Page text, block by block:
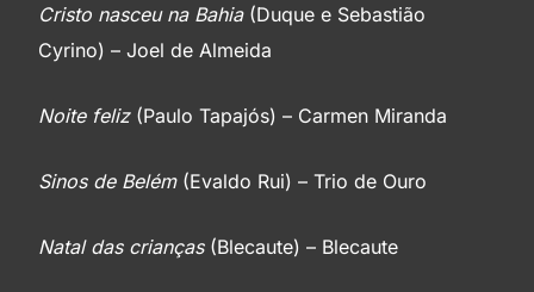
Cristo nasceu na Bahia(Duque e Sebastião
Cyrino) – Joel de Almeida
Noite feliz(Paulo Tapajós) – Carmen Miranda
Sinos de Belém(Evaldo Rui) – Trio de Ouro
Natal das crianças(Blecaute) – Blecaute